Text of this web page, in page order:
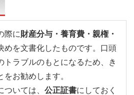
際に財産分与・養育費・親権・
めを文書化したものです。口頭
トラブルのもとになるため、き
お勧めします。
ついては、 公正証書にしておく